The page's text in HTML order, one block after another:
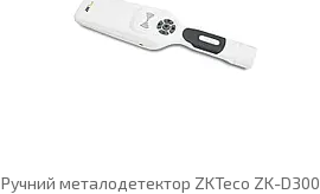
Ручний металодетектор ZKTeco ZK-D300